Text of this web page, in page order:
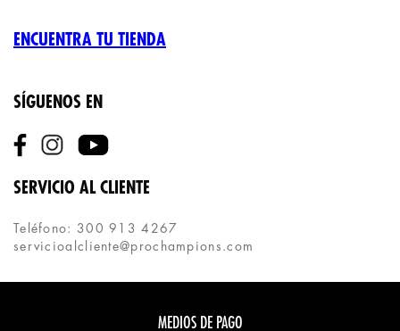
ENCUENTRA TU TIENDA
SÍGUENOS EN
SERVICIO AL CLIENTE
Teléfono: 300 913 4267
servicioalcliente@prochampions.com
MEDIOS DE PAGO